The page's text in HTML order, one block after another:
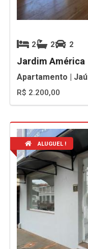
2 2 2
Jardim América
Apartamento | Jaú
R$ 2.200,00
ALUGUEL !